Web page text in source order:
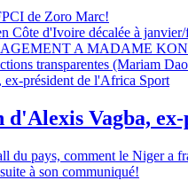
de Zoro Marc!
Côte d'Ivoire décalée à
A MADAME
transparentes (Mariam
d'Alexis Vagba,
du pays, comment le Niger a
à son communiqué!